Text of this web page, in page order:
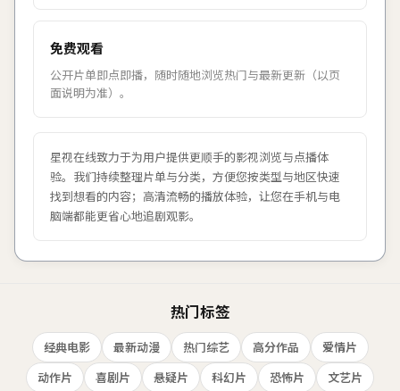
免费观看
公开片单即点即播，随时随地浏览热门与最新更新（以页
面说明为准）。
星视在线致力于为用户提供更顺手的影视浏览与点播体
验。我们持续整理片单与分类，方便您按类型与地区快速
找到想看的内容；高清流畅的播放体验，让您在手机与电
脑端都能更省心地追剧观影。
热门标签
经典电影 最新动漫 热门综艺 高分作品
爱情片
动作片
喜剧片 悬疑片 科幻片 恐怖片 文艺片